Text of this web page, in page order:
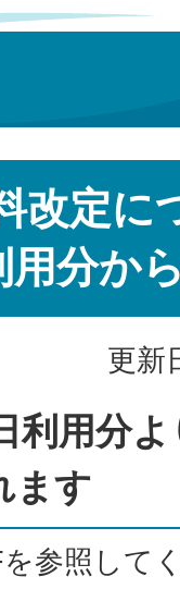
改定に
用分か
更新
利用分
ます
参照して